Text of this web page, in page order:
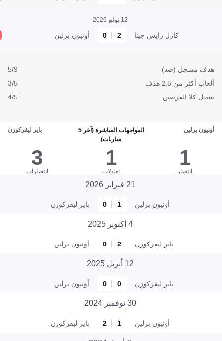
12 يوليو 2026
كارل زايس جينا 2
0 أونيون برلين
هدف مسجل (ضد)
5/9
ألعاب أكثر من 2.5 هدف
3/5
سجل كلا الفريقين
4/5
أونيون برلين
المواجهات المباشرة (آخر 5
مباريات)
باير ليفركوزن
1
انتصار
1
تعادلات
3
انتصارات
21 فبراير 2026
أونيون برلين 1
0 باير ليفركوزن
4 أكتوبر 2025
باير ليفركوزن 2
0 أونيون برلين
12 أبريل 2025
باير ليفركوزن 0
0 أونيون برلين
30 نوفمبر 2024
أونيون برلين 1
2 باير ليفركوزن